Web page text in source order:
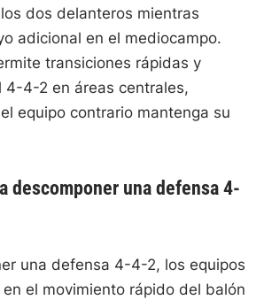
dos delanteros mientras
adicional en el mediocampo.
transiciones rápidas y
4-4-2 en áreas centrales,
equipo contrario mantenga su
descomponer una defensa 4-
una defensa 4-4-2, los equipos
el movimiento rápido del balón